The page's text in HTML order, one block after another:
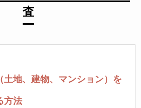
査
土地、建物、マンション）を
方法